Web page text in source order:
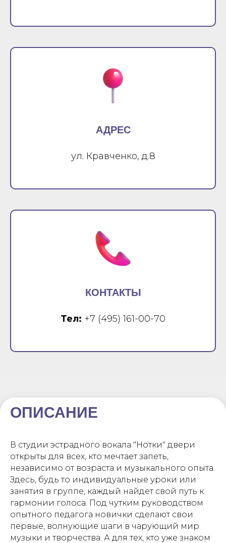
АДРЕС
ул. Кравченко, д.8
КОНТАКТЫ
Тел: +7 (495) 161-00-70
ОПИСАНИЕ
В студии эстрадного вокала "Нотки" двери
открыты для всех, кто мечтает запеть,
независимо от возраста и музыкального опыта.
Здесь, будь то индивидуальные уроки или
занятия в группе, каждый найдет свой путь к
гармонии голоса. Под чутким руководством
опытного педагога новички сделают свои
первые, волнующие шаги в чарующий мир
музыки и творчества. А для тех, кто уже знаком